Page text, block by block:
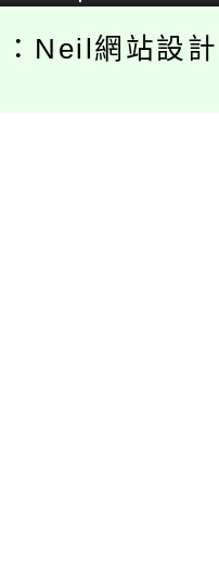
Neil網站設